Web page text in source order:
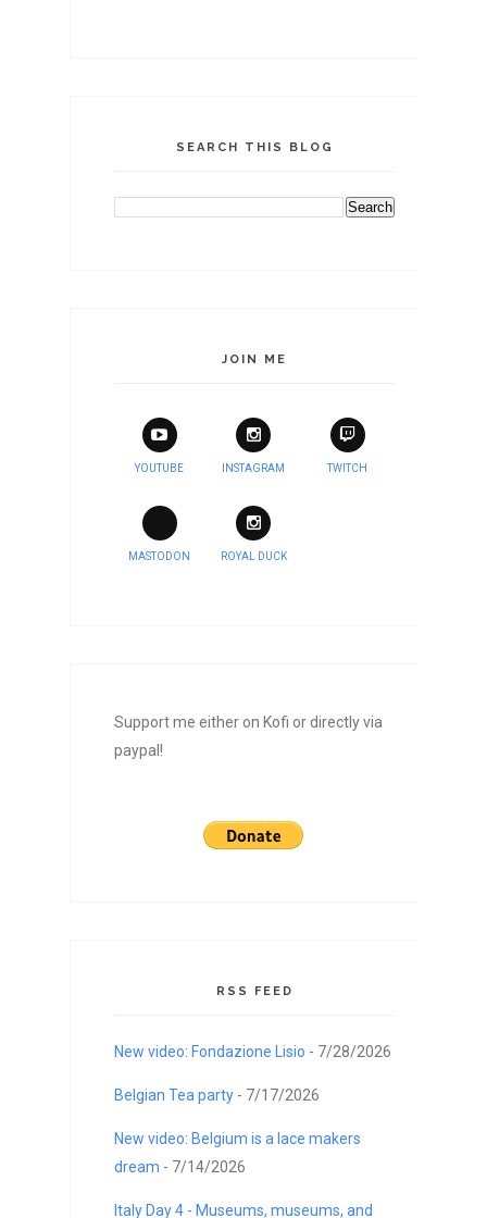
SEARCH THIS BLOG
JOIN ME
YOUTUBE INSTAGRAM TWITCH
MASTODON ROYAL DUCK
Support me either on Kofi or directly via
paypal!
RSS FEED
New video: Fondazione Lisio - 7/28/2026
Belgian Tea party - 7/17/2026
New video: Belgium is a lace makers
dream - 7/14/2026
Italy Day 4 - Museums, museums, and